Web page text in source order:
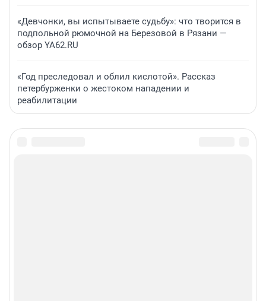
«Девчонки, вы испытываете судьбу»: что творится в
подпольной рюмочной на Березовой в Рязани —
обзор YA62.RU
«Год преследовал и облил кислотой». Рассказ
петербурженки о жестоком нападении и
реабилитации